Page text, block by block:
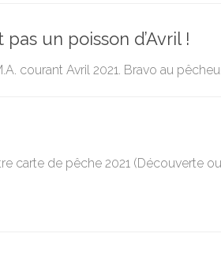
un poisson d’Avril !
courant Avril 2021. Bravo au
carte de pêche 2021 (Découverte